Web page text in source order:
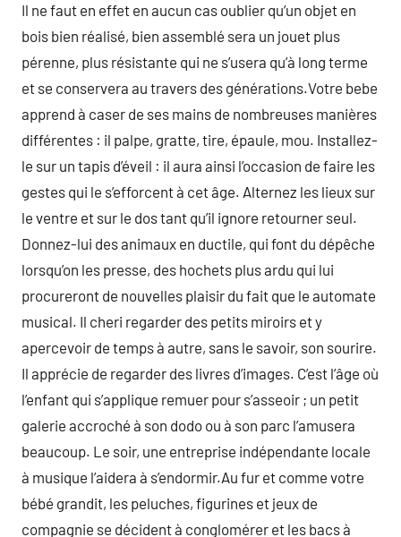
Il ne faut en effet en aucun cas oublier qu’un objet en
bois bien réalisé, bien assemblé sera un jouet plus
pérenne, plus résistante qui ne s’usera qu’à long terme
et se conservera au travers des générations.Votre bebe
apprend à caser de ses mains de nombreuses manières
différentes : il palpe, gratte, tire, épaule, mou. Installez-
le sur un tapis d’éveil : il aura ainsi l’occasion de faire les
gestes qui le s’efforcent à cet âge. Alternez les lieux sur
le ventre et sur le dos tant qu’il ignore retourner seul.
Donnez-lui des animaux en ductile, qui font du dépêche
lorsqu’on les presse, des hochets plus ardu qui lui
procureront de nouvelles plaisir du fait que le automate
musical. Il cheri regarder des petits miroirs et y
apercevoir de temps à autre, sans le savoir, son sourire.
Il apprécie de regarder des livres d’images. C’est l’âge où
l’enfant qui s’applique remuer pour s’asseoir ; un petit
galerie accroché à son dodo ou à son parc l’amusera
beaucoup. Le soir, une entreprise indépendante locale
à musique l’aidera à s’endormir.Au fur et comme votre
bébé grandit, les peluches, figurines et jeux de
compagnie se décident à conglomérer et les bacs à